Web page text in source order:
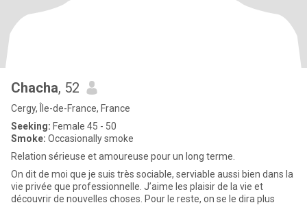
Chacha, 52
Cergy, Île-de-France, France
Seeking: Female 45 - 50
Smoke: Occasionally smoke
Relation sérieuse et amoureuse pour un long terme.
On dit de moi que je suis très sociable, serviable aussi bien dans la
vie privée que professionnelle. J’aime les plaisir de la vie et
découvrir de nouvelles choses. Pour le reste, on se le dira plus